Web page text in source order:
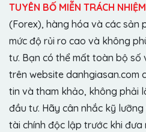
TUYÊN BỐ MIỄN TRÁCH NHIỆM
(Forex), hàng hóa và các sản
mức độ rủi ro cao và không
tư. Bạn có thể mất toàn bộ số
trên website danhgiasan.com
tin và tham khảo, không phải
đầu tư. Hãy cân nhắc kỹ
tài chính độc lập trước khi